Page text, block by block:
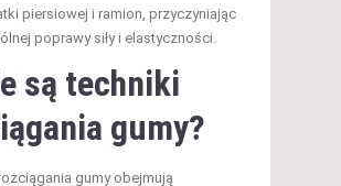
piersiowej i ramion, przyczyniając
poprawy siły i elastyczności.
są techniki
gumy?
gumy obejmują